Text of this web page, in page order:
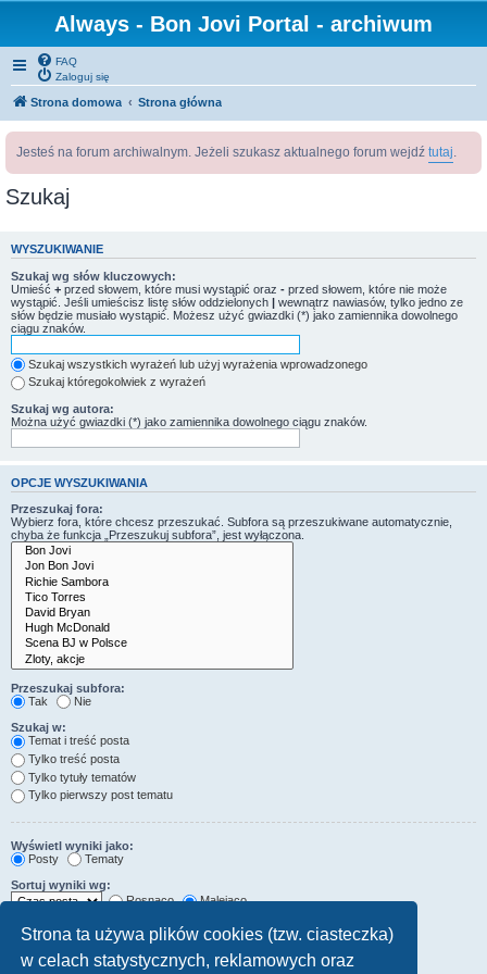
Strona ta używa plików cookies (tzw. ciasteczka)
w celach statystycznych, reklamowych oraz
Always - Bon Jovi Portal - archiwum
FAQ
Zaloguj się
Strona domowa Strona główna
Jesteś na forum archiwalnym. Jeżeli szukasz aktualnego forum wejdź tutaj.
Szukaj
WYSZUKIWANIE
Szukaj wg słów kluczowych:
Umieść + przed słowem, które musi wystąpić oraz - przed słowem, które nie może
wystąpić. Jeśli umieścisz listę słów oddzielonych | wewnątrz nawiasów, tylko jedno ze
słów będzie musiało wystąpić. Możesz użyć gwiazdki (*) jako zamiennika dowolnego
ciągu znaków.
Szukaj wszystkich wyrażeń lub użyj wyrażenia wprowadzonego
Szukaj któregokolwiek z wyrażeń
Szukaj wg autora:
Można użyć gwiazdki (*) jako zamiennika dowolnego ciągu znaków.
OPCJE WYSZUKIWANIA
Przeszukaj fora:
Wybierz fora, które chcesz przeszukać. Subfora są przeszukiwane automatycznie,
chyba że funkcja „Przeszukuj subfora”, jest wyłączona.
Przeszukaj subfora:
Tak
Nie
Szukaj w:
Temat i treść posta
Tylko treść posta
Tylko tytuły tematów
Tylko pierwszy post tematu
Wyświetl wyniki jako:
Posty
Tematy
Sortuj wyniki wg:
Rosnąco
Malejąco
Wyświetl wyniki z ostatnich: